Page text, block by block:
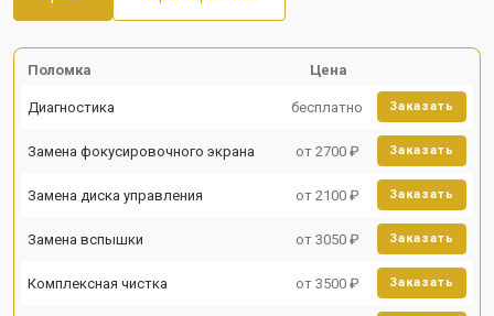
Поломка Цена
Диагностика бесплатно Заказать
Замена фокусировочного экрана от 2700 ₽ Заказать
Замена диска управления от 2100 ₽ Заказать
Замена вспышки от 3050 ₽ Заказать
Комплексная чистка от 3500 ₽ Заказать